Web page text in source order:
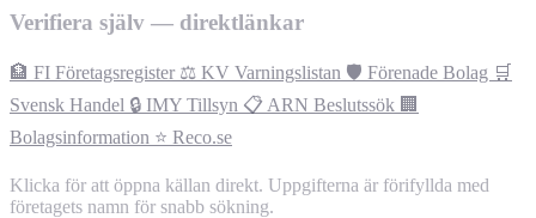
Verifiera själv — direktlänkar
🏦 FI Företagsregister ⚖️ KV Varningslistan 🛡️ Förenade Bolag 🛒
Svensk Handel 🔒 IMY Tillsyn 📋 ARN Beslutssök 🏢
Bolagsinformation ⭐ Reco.se
Klicka för att öppna källan direkt. Uppgifterna är förifyllda med
företagets namn för snabb sökning.